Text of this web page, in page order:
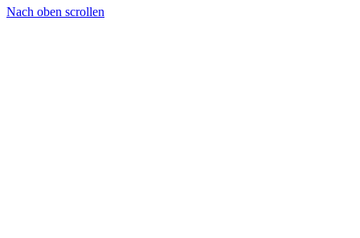
Nach oben scrollen